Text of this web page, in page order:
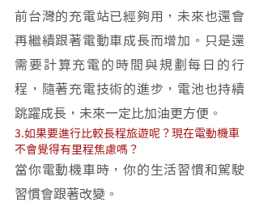
前台灣的充電站已經夠用，未來也還會
再繼續跟著電動車成長而增加。只是還
需要計算充電的時間與規劃每日的行
程，隨著充電技術的進步，電池也持續
跳躍成長，未來一定比加油更方便。
3.如果要進行比較長程旅遊呢？現在電動機車
不會覺得有里程焦慮嗎？
當你電動機車時，你的生活習慣和駕駛
習慣會跟著改變。